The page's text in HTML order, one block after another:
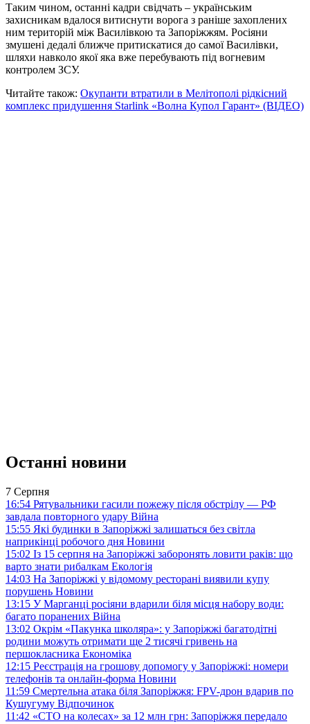
Таким чином, останні кадри свідчать – українським
захисникам вдалося витиснути ворога з раніше захоплених
ним територій між Василівкою та Запоріжжям. Росіяни
змушені дедалі ближче притискатися до самої Василівки,
шляхи навколо якої яка вже перебувають під вогневим
контролем ЗСУ.
Читайте також: Окупанти втратили в Мелітополі рідкісний
комплекс придушення Starlink «Волна Купол Гарант» (ВІДЕО)
Останні новини
7 Серпня
16:54 Рятувальники гасили пожежу після обстрілу — РФ
завдала повторного удару Війна
15:55 Які будинки в Запоріжжі залишаться без світла
наприкінці робочого дня Новини
15:02 Із 15 серпня на Запоріжжі заборонять ловити раків: що
варто знати рибалкам Екологія
14:03 На Запоріжжі у відомому ресторані виявили купу
порушень Новини
13:15 У Марганці росіяни вдарили біля місця набору води:
багато поранених Війна
13:02 Окрім «Пакунка школяра»: у Запоріжжі багатодітні
родини можуть отримати ще 2 тисячі гривень на
першокласника Економіка
12:15 Реєстрація на грошову допомогу у Запоріжжі: номери
телефонів та онлайн-форма Новини
11:59 Смертельна атака біля Запоріжжя: FPV-дрон вдарив по
Кушугуму Відпочинок
11:42 «СТО на колесах» за 12 млн грн: Запоріжжя передало